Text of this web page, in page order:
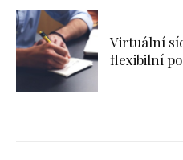
Virtuální
flexibilní